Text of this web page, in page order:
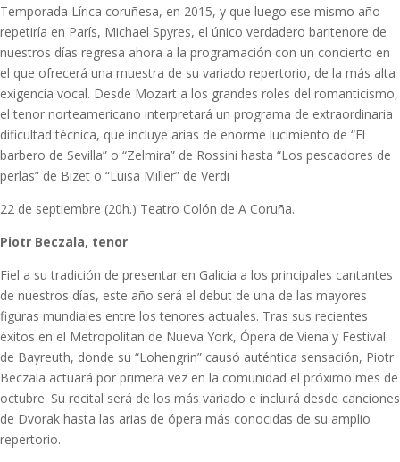
Temporada Lírica coruñesa, en 2015, y que luego ese mismo año
repetiría en París, Michael Spyres, el único verdadero baritenore de
nuestros días regresa ahora a la programación con un concierto en
el que ofrecerá una muestra de su variado repertorio, de la más alta
exigencia vocal. Desde Mozart a los grandes roles del romanticismo,
el tenor norteamericano interpretará un programa de extraordinaria
dificultad técnica, que incluye arias de enorme lucimiento de “El
barbero de Sevilla” o “Zelmira” de Rossini hasta “Los pescadores de
perlas” de Bizet o “Luisa Miller” de Verdi
22 de septiembre (20h.) Teatro Colón de A Coruña.
Piotr Beczala, tenor
Fiel a su tradición de presentar en Galicia a los principales cantantes
de nuestros días, este año será el debut de una de las mayores
figuras mundiales entre los tenores actuales. Tras sus recientes
éxitos en el Metropolitan de Nueva York, Ópera de Viena y Festival
de Bayreuth, donde su “Lohengrin” causó auténtica sensación, Piotr
Beczala actuará por primera vez en la comunidad el próximo mes de
octubre. Su recital será de los más variado e incluirá desde canciones
de Dvorak hasta las arias de ópera más conocidas de su amplio
repertorio.